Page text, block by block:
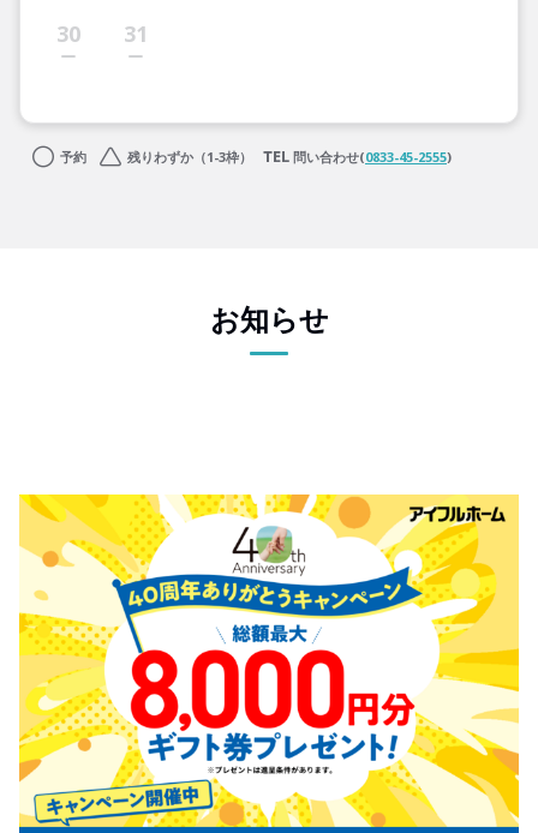
30 31
予約 残りわずか（1-3枠） 問い合わせ(0833-45-2555)
お知らせ